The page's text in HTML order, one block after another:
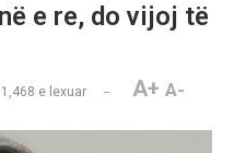
e re, do vijoj të
1,468 e lexuar A+ A-